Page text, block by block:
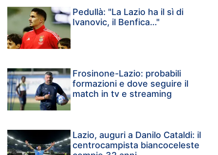
Pedullà: "La Lazio ha il sì di
Ivanovic, il Benfica…"
Frosinone-Lazio: probabili
formazioni e dove seguire il
match in tv e streaming
Lazio, auguri a Danilo Cataldi: il
centrocampista biancoceleste